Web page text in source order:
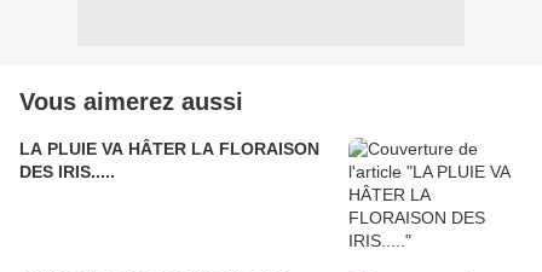
Vous aimerez aussi
LA PLUIE VA HÂTER LA FLORAISON
DES IRIS.....